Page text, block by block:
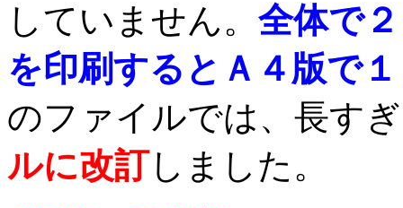
していません。 全体で
を印刷するとＡ４版で
のファイルでは、長す
ルに改訂しました。